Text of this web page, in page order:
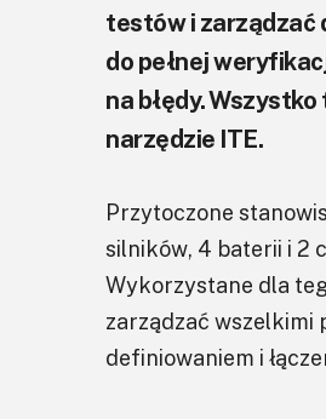
testów i zarządzać
do pełnej
na błędy.
narzędzie ITE.
Przytoczone
silników, 4 baterii i 2
Wykorzystane dla
zarządzać wszelkimi
definiowaniem i